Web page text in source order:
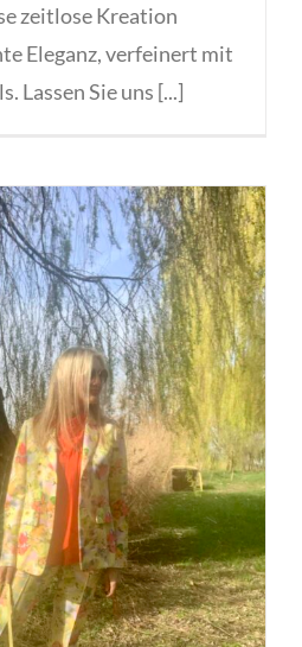
zeitlose Kreation
Eleganz, verfeinert mit
Lassen Sie uns [...]
– Marc Cain
2024